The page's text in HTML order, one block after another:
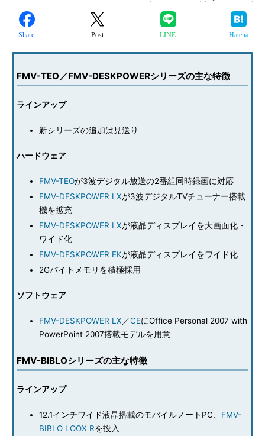
Share Post LINE Hatena
FMV-TEO／FMV-DESKPOWERシリーズの主な特徴
ラインアップ
新シリーズの追加は見送り
ハードウェア
FMV-TEOが3波デジタル放送の2番組同時録画に対応
FMV-DESKPOWER LXが3波デジタルTVチューナー搭載
機を拡充
FMV-DESKPOWER LXが液晶ディスプレイを大画面化・
ワイド化
FMV-DESKPOWER EKが液晶ディスプレイをワイド化
2Gバイトメモリを積極採用
ソフトウェア
FMV-DESKPOWER LX ／CEにOffice Personal 2007 with
PowerPoint 2007搭載モデルを用意
FMV-BIBLOシリーズの主な特徴
ラインアップ
12.1インチワイド液晶搭載のモバイルノートPC、 FMV-
BIBLO LOOX Rを投入